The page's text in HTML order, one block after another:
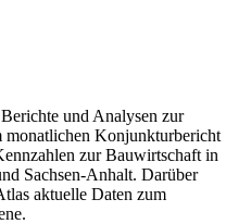
und Analysen zur
monatlichen Konjunkturbericht
zur Bauwirtschaft in
Sachsen-Anhalt. Darüber
aktuelle Daten zum